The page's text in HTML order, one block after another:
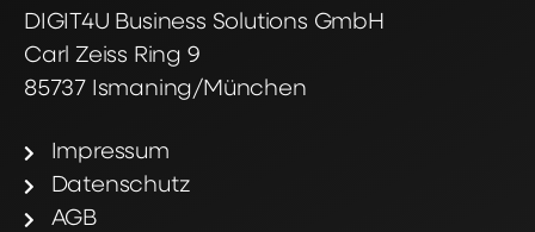
DIGIT4U Business Solutions GmbH
Carl Zeiss Ring 9
85737 Ismaning/München
Impressum
Datenschutz
AGB